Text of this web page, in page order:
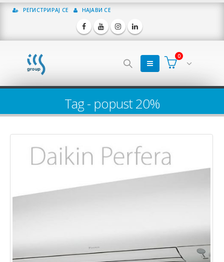
РЕГИСТРИРАЈ СЕ НАЈАВИ СЕ
0
Tag - popust 20%